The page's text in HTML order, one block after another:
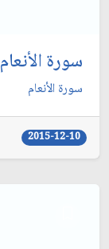
سورة الأنعام
سورة الأنعام
2015-12-10